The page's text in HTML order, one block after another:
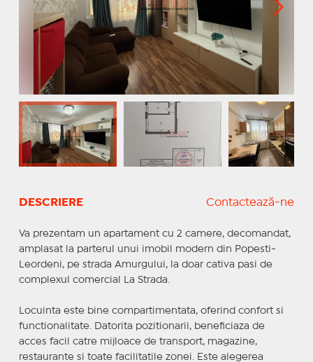
DESCRIERE Contactează-ne
Va prezentam un apartament cu 2 camere, decomandat,
amplasat la parterul unui imobil modern din Popesti-
Leordeni, pe strada Amurgului, la doar cativa pasi de
complexul comercial La Strada.
Locuinta este bine compartimentata, oferind confort si
functionalitate. Datorita pozitionarii, beneficiaza de
acces facil catre mijloace de transport, magazine,
restaurante si toate facilitatile zonei. Este alegerea